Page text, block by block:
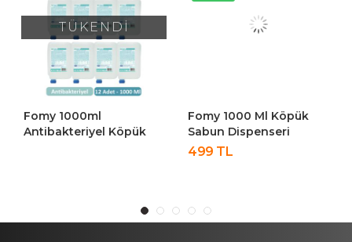
TÜKENDİ
Fomy 1000ml
Antibakteriyel Köpük
Fomy 1000 Ml Köpük
Sabun Dispenseri
499 TL